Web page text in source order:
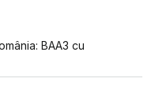
BAA3 cu